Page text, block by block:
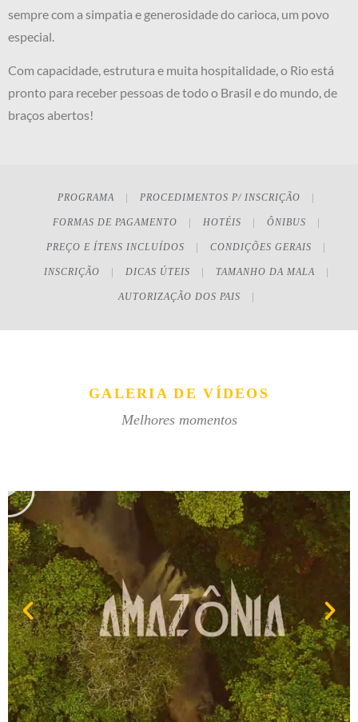
sempre com a simpatia e generosidade do carioca, um povo
especial.
Com capacidade, estrutura e muita hospitalidade, o Rio está
pronto para receber pessoas de todo o Brasil e do mundo, de
braços abertos!
PROGRAMA PROCEDIMENTOS P/ INSCRIÇÃO
FORMAS DE PAGAMENTO HOTÉIS ÔNIBUS
PREÇO E ÍTENS INCLUÍDOS CONDIÇÕES GERAIS
INSCRIÇÃO DICAS ÚTEIS TAMANHO DA MALA
AUTORIZAÇÃO DOS PAIS
GALERIA DE VÍDEOS
Melhores momentos